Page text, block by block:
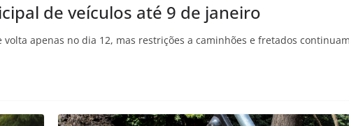
de veículos até 9 de janeiro
apenas no dia 12, mas restrições a caminhões e fretados